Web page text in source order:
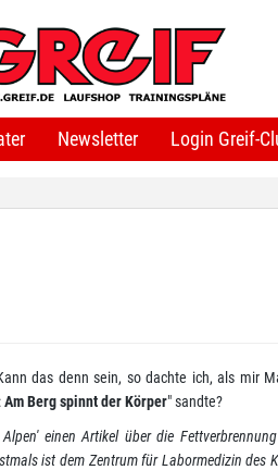
Newsletter Login Greif-
das denn sein, so dachte ich, als mir
Am Berg spinnt der Körper" sandte?
einen Artikel über die
ist dem Zentrum für Labormedizin des